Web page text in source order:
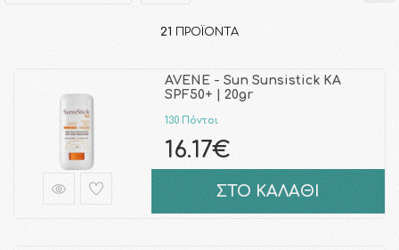
21 ΠΡΟΪΌΝΤΑ
AVENE - Sun Sunsistick KA
SPF50+ | 20gr
130 Πόντοι
16.17€
ΣΤΟ ΚΑΛΑΘΙ